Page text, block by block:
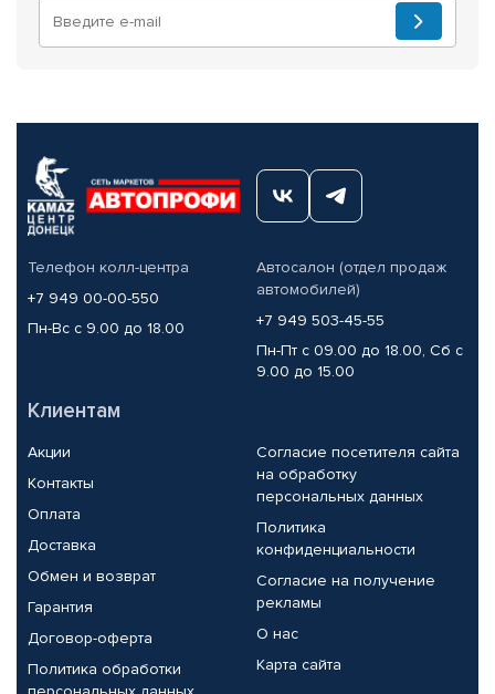
Телефон колл-центра
+7 949 00-00-550
Пн-Вс с 9.00 до 18.00
Автосалон (отдел продаж
автомобилей)
+7 949 503-45-55
Пн-Пт с 09.00 до 18.00, Сб с
9.00 до 15.00
Клиентам
Акции
Контакты
Оплата
Доставка
Обмен и возврат
Гарантия
Договор-оферта
Политика обработки
Согласие посетителя сайта
на обработку
персональных данных
Политика
конфиденциальности
Согласие на получение
рекламы
О нас
Карта сайта